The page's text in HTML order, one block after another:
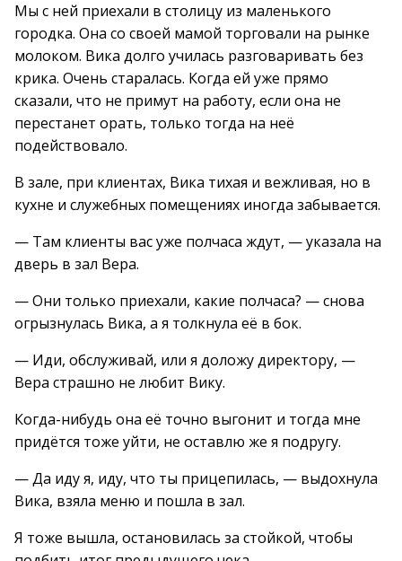
Мы с ней приехали в столицу из маленького
городка. Она со своей мамой торговали на рынке
молоком. Вика долго училась разговаривать без
крика. Очень старалась. Когда ей уже прямо
сказали, что не примут на работу, если она не
перестанет орать, только тогда на неё
подействовало.
В зале, при клиентах, Вика тихая и вежливая, но в
кухне и служебных помещениях иногда забывается.
— Там клиенты вас уже полчаса ждут, — указала на
дверь в зал Вера.
— Они только приехали, какие полчаса? — снова
огрызнулась Вика, а я толкнула её в бок.
— Иди, обслуживай, или я доложу директору, —
Вера страшно не любит Вику.
Когда-нибудь она её точно выгонит и тогда мне
придётся тоже уйти, не оставлю же я подругу.
— Да иду я, иду, что ты прицепилась, — выдохнула
Вика, взяла меню и пошла в зал.
Я тоже вышла, остановилась за стойкой, чтобы